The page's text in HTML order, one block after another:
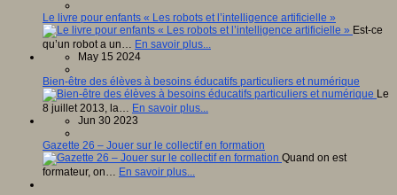
Le livre pour enfants « Les robots et l’intelligence artificielle »
Est-ce
qu’un robot a un… En savoir plus...
May 15 2024
Bien-être des élèves à besoins éducatifs particuliers et numérique
Le
8 juillet 2013, la… En savoir plus...
Jun 30 2023
Gazette 26 – Jouer sur le collectif en formation
Quand on est
formateur, on… En savoir plus...